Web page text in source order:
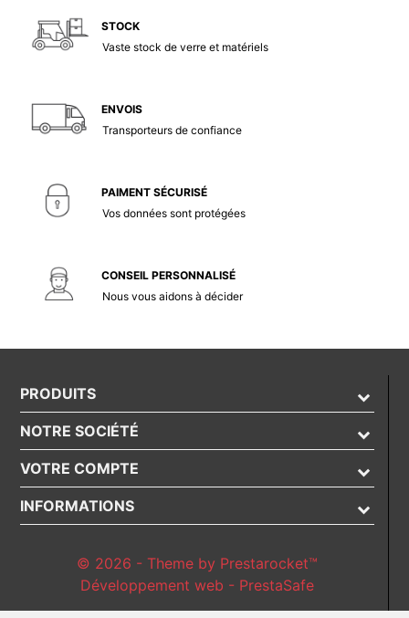
STOCK
Vaste stock de verre et matériels
ENVOIS
Transporteurs de confiance
PAIMENT SÉCURISÉ
Vos données sont protégées
CONSEIL PERSONNALISÉ
Nous vous aidons à décider
PRODUITS
NOTRE SOCIÉTÉ
VOTRE COMPTE
INFORMATIONS
© 2026 - Theme by Prestarocket™
Développement web - PrestaSafe